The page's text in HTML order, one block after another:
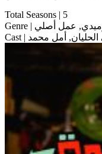
Total Seasons | 5
Genre
عمل أصلي
Cast
أمل محمد